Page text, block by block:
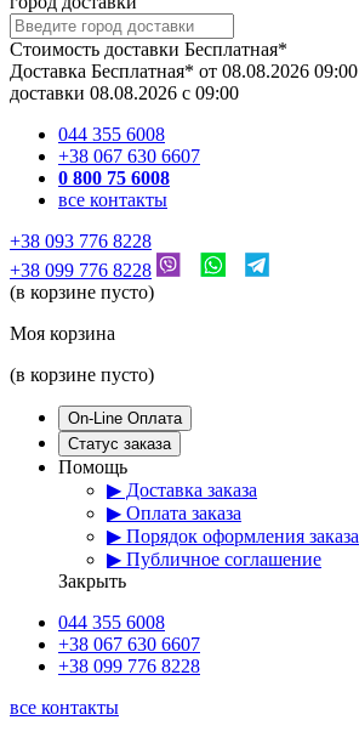
Стоимость доставки Бесплатная*
Доставка Бесплатная* от 08.08.2026 09:00
доставки 08.08.2026 c 09:00
044 355 6008
+38 067 630 6607
0 800 75 6008
все контакты
+38 093 776 8228
+38 099 776 8228
(в корзине пусто)
Моя корзина
(в корзине пусто)
On-Line Оплата
Статус заказа
Помощь
▶ Доставка заказа
▶ Оплата заказа
▶ Порядок оформления заказа
▶ Публичное соглашение
Закрыть
044 355 6008
+38 067 630 6607
+38 099 776 8228
все контакты